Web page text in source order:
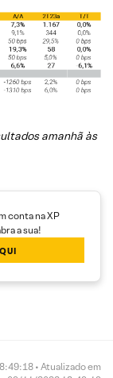
amanhã às
conta na XP
a sua!
• Atualizado em